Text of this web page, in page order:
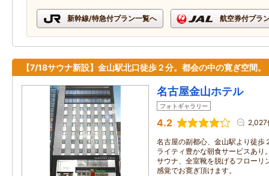
新幹線/特急付プラン一覧へ 航空券付プラ
【7/18サウナ新設】金山駅北口徒歩２分。都会の中の寛ぎ空間。
名古屋金山ホテル
フォトギャラリー
4.2 2,027
名古屋の副都心、金山駅より徒歩
ライティ豊かな朝食サービスあり
サウナ、全室靴を脱げるフローリ
感覚でお寛ぎ頂けます。